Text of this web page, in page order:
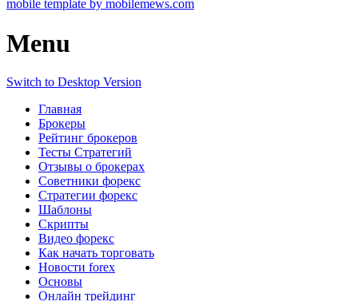
mobile template by mobilemews.com
Menu
Switch to Desktop Version
Главная
Брокеры
Рейтинг брокеров
Тесты Стратегий
Отзывы о брокерах
Советники форекс
Стратегии форекс
Шаблоны
Скрипты
Видео форекс
Как начать торговать
Новости forex
Основы
Онлайн трейдинг